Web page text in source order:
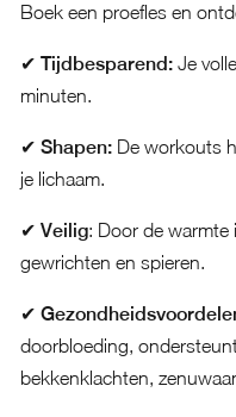
Boek een proeflesen
✔ Tijdbesparend: Je
minuten.
✔ Shapen: De workouts
je lichaam.
✔ Veilig: Door de warmte
gewrichten en spieren.
✔
doorbloeding,
bekkenklachten,